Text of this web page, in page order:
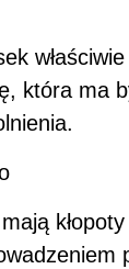
która ma
kłopoty